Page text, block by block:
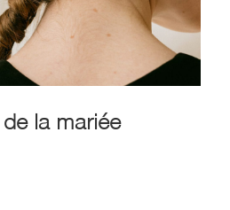
la mariée